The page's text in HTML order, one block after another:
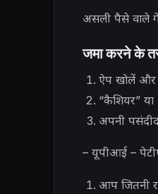
असली पैसे वाले
जमा करने के
ऐप खोलें और
“कैशियर” या
अपनी
– यूपीआई –
आप जितनी